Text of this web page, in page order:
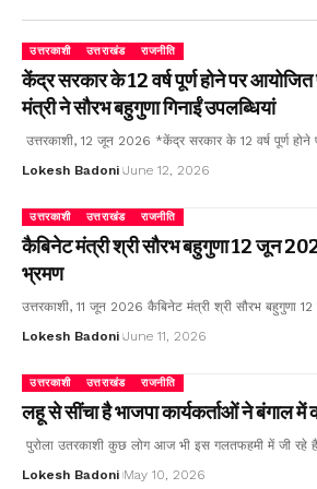
उत्तरकाशी उत्तराखंड राजनीति
केंद्र सरकार के 12 वर्ष पूर्ण होने पर आयोजित
मंत्री ने सौरभ बहुगुणा गिनाईं उपलब्धियां
उत्तरकाशी, 12 जून 2026 *केंद्र सरकार के 12 वर्ष पूर्ण होने
Lokesh Badoni June 12, 2026
उत्तरकाशी उत्तराखंड राजनीति
कैबिनेट मंत्री श्री सौरभ बहुगुणा 12 जून
भ्रमण
उत्तरकाशी, 11 जून 2026 कैबिनेट मंत्री श्री सौरभ बहुगुणा
Lokesh Badoni June 11, 2026
उत्तरकाशी उत्तराखंड राजनीति
लहू से सींचा है भाजपा कार्यकर्ताओं ने बंगाल
पुरोला उतरकाशी कुछ लोग आज भी इस गलतफहमी में जी रहे
Lokesh Badoni May 10, 2026